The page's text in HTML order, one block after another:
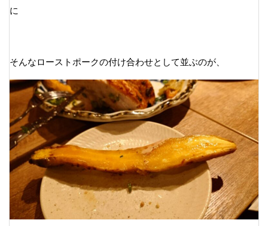
に
そんなローストポークの付け合わせとして並ぶのが、